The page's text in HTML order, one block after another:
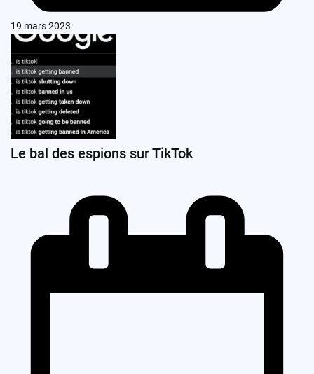
19 mars 2023
Le bal des espions sur TikTok